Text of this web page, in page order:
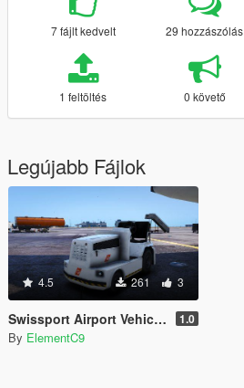
7 fájlt kedvelt 29 hozzászólás
1 feltöltés 0 követő
Legújabb Fájlok
4.5 261 3
Swissport Airport Vehicles [Replace] 1.0
By ElementC9